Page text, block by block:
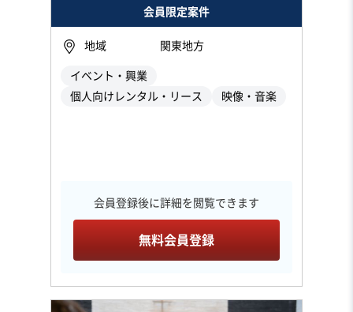
会員限定案件
地域 関東地方
イベント・興業
個人向けレンタル・リース
映像・音楽
会員登録後に詳細を閲覧できます
無料会員登録